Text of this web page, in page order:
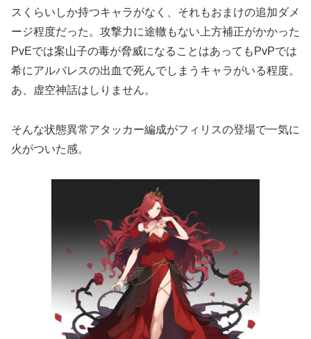
スくらいしか持つキャラがなく、それもおまけの追加ダメ
ージ程度だった。攻撃力に途轍もない上方補正がかかった
PvEでは案山子の毒が脅威になることはあってもPvPでは
希にアルバレスの出血で死んでしまうキャラがいる程度。
あ、虚空神話はしりません。
そんな状態異常アタッカー編成がフィリスの登場で一気に
火がついた感。